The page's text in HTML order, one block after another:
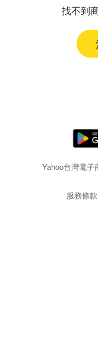
找不到
Yahoo台灣電
服務條款